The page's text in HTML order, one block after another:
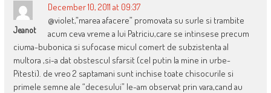
Jeanot
December 10, 2011 at 09:37
@violet,”marea afacere” promovata su surle si trambite
acum ceva vreme a lui Patriciu,care se intinsese precum
ciuma-bubonica si sufocase micul comert de subzistenta al
multora ,si-a dat obstescul sfarsit (cel putin la mine in urbe-
Pitesti). de vreo 2 saptamani sunt inchise toate chisocurile si
primele semne ale “decesului” le-am observat prin vara,cand au